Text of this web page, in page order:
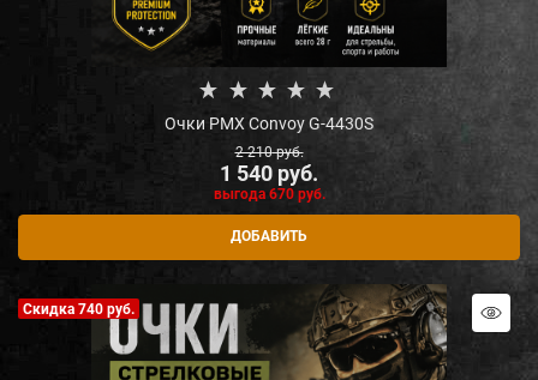
Очки PMX Convoy G-4430S
2 210 руб.
1 540 руб.
выгода 670 руб.
ДОБАВИТЬ
Скидка 740 руб.